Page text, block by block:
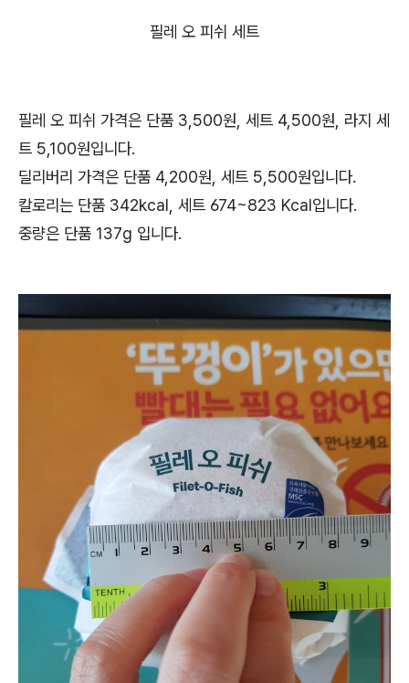
필레 오 피쉬 세트
필레 오 피쉬 가격은 단품 3,500원, 세트 4,500원, 라지 세
트 5,100원입니다.
딜리버리 가격은 단품 4,200원, 세트 5,500원입니다.
칼로리는 단품 342kcal, 세트 674~823 Kcal입니다.
중량은 단품 137g 입니다.